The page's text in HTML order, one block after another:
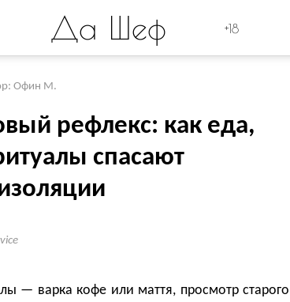
Да Шеф +18
Офин М.
рефлекс: как еда,
спасают
— варка кофе или маття, просмотр старого